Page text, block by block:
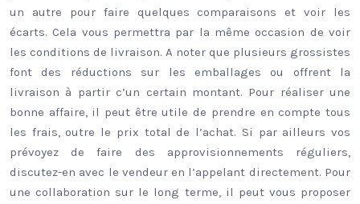
un autre pour faire quelques comparaisons et voir les
écarts. Cela vous permettra par la même occasion de voir
les conditions de livraison. A noter que plusieurs grossistes
font des réductions sur les emballages ou offrent la
livraison à partir c’un certain montant. Pour réaliser une
bonne affaire, il peut être utile de prendre en compte tous
les frais, outre le prix total de l’achat. Si par ailleurs vos
prévoyez de faire des approvisionnements réguliers,
discutez-en avec le vendeur en l’appelant directement. Pour
une collaboration sur le long terme, il peut vous proposer